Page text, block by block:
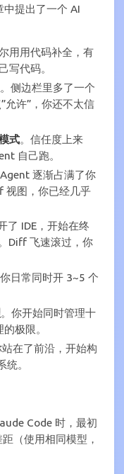
中提出了一个 AI
用用代码补全，有
写代码。
。侧边栏里多了一个
允许”，你还不太信
式。信任度上来
自己跑。
逐渐占满了你
视图，你已经几乎
了 IDE，开始在终
Diff 飞速滚过，你
日常同时开 3~5 个
。你开始同时管理十
极限。
在了前沿，开始构
。
Code 时，最初
（使用相同模型，